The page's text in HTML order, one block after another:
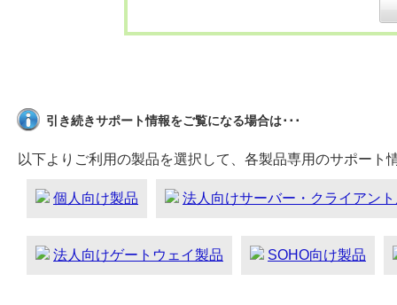
引き続きサポート情報をご覧になる場合は･･･
以下よりご利用の製品を選択して、各製品専用のサポート
個人向け製品 法人向けサーバー・クライアン
法人向けゲートウェイ製品 SOHO向け製品